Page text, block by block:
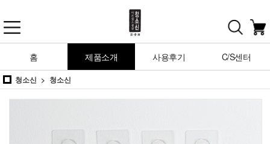
홈 제품소개 사용후기 C/S센터
청소신 청소신